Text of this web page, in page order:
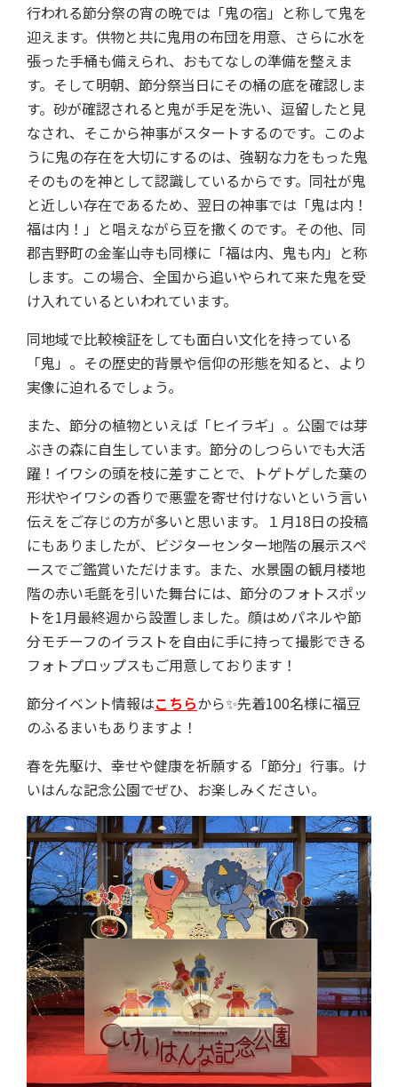
行われる節分祭の宵の晩では「鬼の宿」と称して鬼を
迎えます。供物と共に鬼用の布団を用意、さらに水を
張った手桶も備えられ、おもてなしの準備を整えま
す。そして明朝、節分祭当日にその桶の底を確認しま
す。砂が確認されると鬼が手足を洗い、逗留したと見
なされ、そこから神事がスタートするのです。このよ
うに鬼の存在を大切にするのは、強靭な力をもった鬼
そのものを神として認識しているからです。同社が鬼
と近しい存在であるため、翌日の神事では「鬼は内！
福は内！」と唱えながら豆を撒くのです。その他、同
郡吉野町の金峯山寺も同様に「福は内、鬼も内」と称
します。この場合、全国から追いやられて来た鬼を受
け入れているといわれています。
同地域で比較検証をしても面白い文化を持っている
「鬼」。その歴史的背景や信仰の形態を知ると、より
実像に迫れるでしょう。
また、節分の植物といえば「ヒイラギ」。公園では芽
ぶきの森に自生しています。節分のしつらいでも大活
躍！イワシの頭を枝に差すことで、トゲトゲした葉の
形状やイワシの香りで悪霊を寄せ付けないという言い
伝えをご存じの方が多いと思います。１月18日の投稿
にもありましたが、ビジターセンター地階の展示スペ
ースでご鑑賞いただけます。また、水景園の観月楼地
階の赤い毛氈を引いた舞台には、節分のフォトスポッ
トを1月最終週から設置しました。顔はめパネルや節
分モチーフのイラストを自由に手に持って撮影できる
フォトプロップスもご用意しております！
節分イベント情報はこちらから✨先着100名様に福豆
のふるまいもありますよ！
春を先駆け、幸せや健康を祈願する「節分」行事。け
いはんな記念公園でぜひ、お楽しみください。